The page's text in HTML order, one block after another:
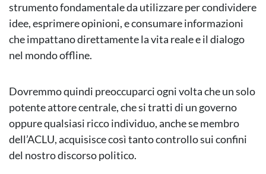
strumento fondamentale da utilizzare per condividere
idee, esprimere opinioni, e consumare informazioni
che impattano direttamente la vita reale e il dialogo
nel mondo offline.
Dovremmo quindi preoccuparci ogni volta che un solo
potente attore centrale, che si tratti di un governo
oppure qualsiasi ricco individuo, anche se membro
dell’ACLU, acquisisce così tanto controllo sui confini
del nostro discorso politico.